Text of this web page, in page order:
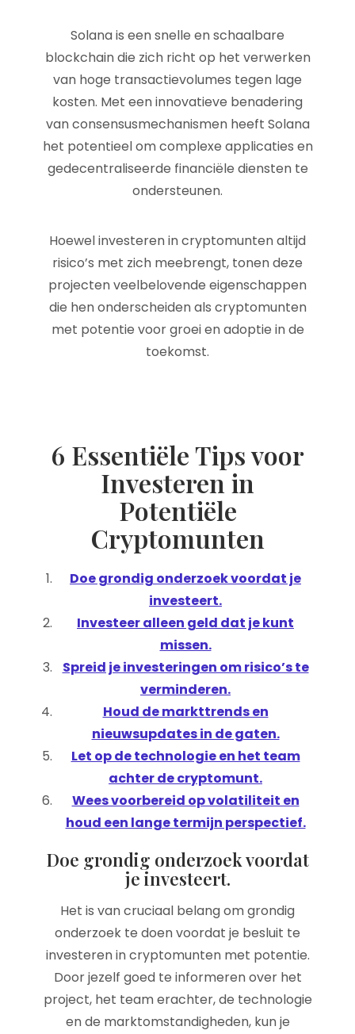
Solana is een snelle en schaalbare
blockchain die zich richt op het verwerken
van hoge transactievolumes tegen lage
kosten. Met een innovatieve benadering
van consensusmechanismen heeft Solana
het potentieel om complexe applicaties en
gedecentraliseerde financiële diensten te
ondersteunen.
Hoewel investeren in cryptomunten altijd
risico’s met zich meebrengt, tonen deze
projecten veelbelovende eigenschappen
die hen onderscheiden als cryptomunten
met potentie voor groei en adoptie in de
toekomst.
6 Essentiële Tips voor
Investeren in
Potentiële
Cryptomunten
Doe grondig onderzoek voordat je
investeert.
Investeer alleen geld dat je kunt
missen.
Spreid je investeringen om risico’s te
verminderen.
Houd de markttrends en
nieuwsupdates in de gaten.
Let op de technologie en het team
achter de cryptomunt.
Wees voorbereid op volatiliteit en
houd een lange termijn perspectief.
Doe grondig onderzoek voordat
je investeert.
Het is van cruciaal belang om grondig
onderzoek te doen voordat je besluit te
investeren in cryptomunten met potentie.
Door jezelf goed te informeren over het
project, het team erachter, de technologie
en de marktomstandigheden, kun je